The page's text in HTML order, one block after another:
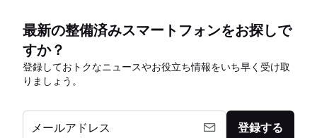
最新の整備済みスマートフォンをお探しで
すか？
登録しておトクなニュースやお役立ち情報をいち早く受け取
りましょう。
メールアドレス 登録する